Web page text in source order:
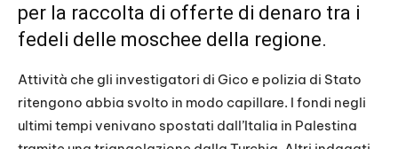
per la raccolta di offerte di denaro tra i
fedeli delle moschee della regione.
Attività che gli investigatori di Gico e polizia di Stato
ritengono abbia svolto in modo capillare. I fondi negli
ultimi tempi venivano spostati dall’Italia in Palestina